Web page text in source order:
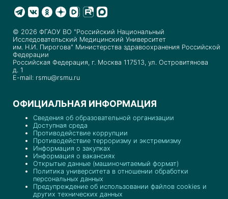
© 2026 ФГАОУ ВО "Российский Национальный
Исследовательский Медицинский Университет
им. Н.И. Пирогова" Министерства здравоохранения Российской
Федерации
Российская Федерация, г. Москва 117513, ул. Островитянова
д. 1
E-mail: rsmu@rsmu.ru
ОФИЦИАЛЬНАЯ ИНФОРМАЦИЯ
Сведения об образовательной организации
Доступная среда
Противодействие коррупции
Противодействие терроризму и экстремизму
Информация о закупках
Информация о вакансиях
Открытые данные (машиночитаемый формат)
Политика университета в отношении обработки
персональных данных
Предупреждение об использовании файлов cookies и
других технических данных